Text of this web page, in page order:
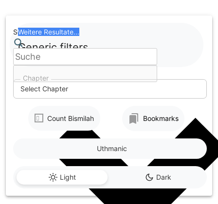
to
content
Chapter
Select Chapter
Search
Weitere Resultate...
Generic filters
Count Bismilah Bookmarks
Light Dark
Uthmanic